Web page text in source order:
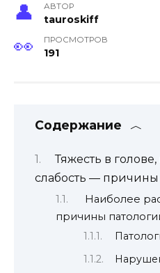
АВТОР
tauroskiff
ПРОСМОТРОВ
191
Содержание
Тяжесть в
слабость —
Наиболее
причины